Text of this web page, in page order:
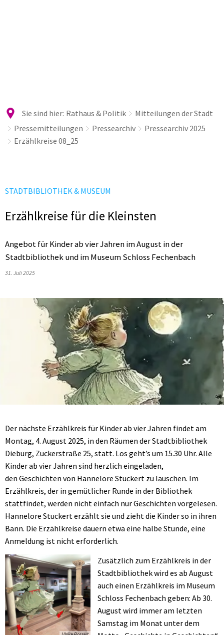
Sie sind hier: Rathaus & Politik
Mitteilungen der Stadt
Pressemitteilungen
Pressearchiv
Pressearchiv 2025
Erzählkreise 08_25
STADTBIBLIOTHEK & MUSEUM
Erzählkreise für die Kleinsten
Angebot für Kinder ab vier Jahren im August in der
Stadtbibliothek und im Museum Schloss Fechenbach
31. Juli 2025
Der nächste Erzählkreis für Kinder ab vier Jahren findet am
Montag, 4. August 2025, in den Räumen der Stadtbibliothek
Dieburg, Zuckerstraße 25, statt. Los geht’s um 15.30 Uhr. Alle
Kinder ab vier Jahren sind herzlich eingeladen,
den Geschichten von Hannelore Stuckert zu lauschen. Im
Erzählkreis, der in gemütlicher Runde in der Bibliothek
stattfindet, werden nicht einfach nur Geschichten vorgelesen.
Hannelore Stuckert erzählt sie und zieht die Kinder so in ihren
Bann. Die Erzählkreise dauern etwa eine halbe Stunde, eine
Anmeldung ist nicht erforderlich.
Zusätzlich zum Erzählkreis in der
Stadtbibliothek wird es ab August
auch einen Erzählkreis im Museum
Schloss Fechenbach geben: Ab 30.
August wird immer am letzten
Samstag im Monat unter dem